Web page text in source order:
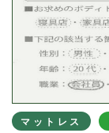
マットレス